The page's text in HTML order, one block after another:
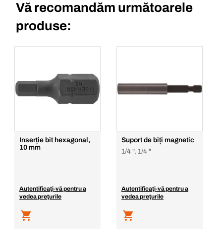
Vă recomandăm următoarele
produse:
Inserție bit hexagonal,
10 mm
Autentificaţi-vă pentru a
vedea preţurile
Suport de biți magnetic
1/4 ", 1/4 "
Autentificaţi-vă pentru a
vedea preţurile